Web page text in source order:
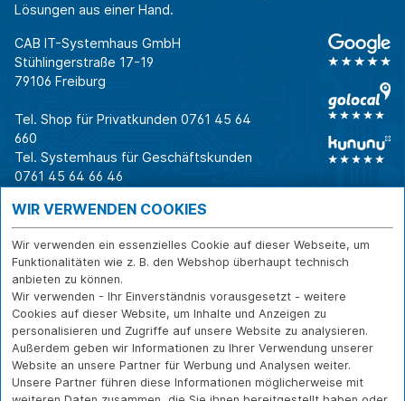
Lösungen aus einer Hand.
CAB IT-Systemhaus GmbH
Stühlingerstraße 17-19
79106 Freiburg
Tel. Shop für Privatkunden 0761 45 64
660
Tel. Systemhaus für Geschäftskunden
0761 45 64 66 46
Warum CAB
Für Business-
Entscheider
Für IT-Leiter
Für Privatkunden
Erfolgsgeschichte
n
Branchen
IT für
IT-Security
IT-Infrastruktur
Softwarelösungen
WLAN-Lösungen
IT-Beratung und
Service
Reparatur
Versand- und
Zahlarten
Rücksendung und
Widerruf
Über CAB Kontakt IMPRESSUM
WIR VERWENDEN COOKIES
Wir verwenden ein essenzielles Cookie auf dieser Webseite, um
Funktionalitäten wie z. B. den Webshop überhaupt technisch
anbieten zu können.
Wir verwenden - Ihr Einverständnis vorausgesetzt - weitere
Cookies auf dieser Website, um Inhalte und Anzeigen zu
personalisieren und Zugriffe auf unsere Website zu analysieren.
Außerdem geben wir Informationen zu Ihrer Verwendung unserer
Website an unsere Partner für Werbung und Analysen weiter.
Unsere Partner führen diese Informationen möglicherweise mit